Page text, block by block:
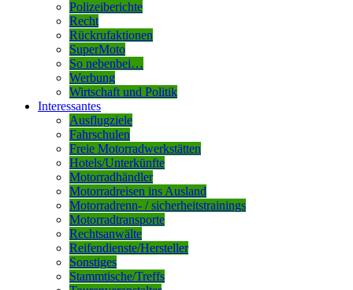
Polizeiberichte
Recht
Rückrufaktionen
SuperMoto
So nebenbei…
Werbung
Wirtschaft und Politik
Interessantes
Ausflugziele
Fahrschulen
Freie Motorradwerkstätten
Hotels/Unterkünfte
Motorradhändler
Motorradreisen ins Ausland
Motorradrenn- / sicherheitstrainings
Motorradtransporte
Rechtsanwälte
Reifendienste/Hersteller
Sonstiges
Stammtische/Treffs